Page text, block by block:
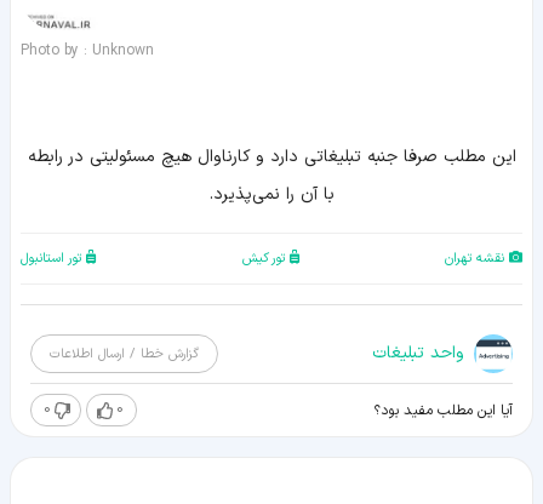
Photo by : Unknown
اين مطلب صرفا جنبه تبليغاتي دارد و کارناوال هيچ مسئوليتي در رابطه
با آن را نمي‌پذيرد.
نقشه تهران تور کیش تور استانبول
واحد تبلیغات گزارش خطا / ارسال اطلاعات
آیا این مطلب مفید بود؟ 0
0